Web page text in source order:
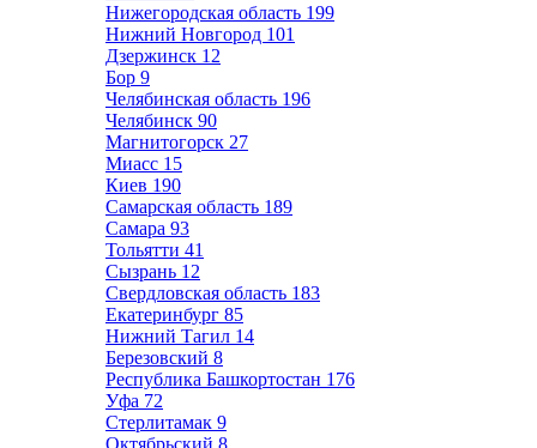
Нижегородская область 199
Нижний Новгород 101
Дзержинск 12
Бор 9
Челябинская область 196
Челябинск 90
Магнитогорск 27
Миасс 15
Киев 190
Самарская область 189
Самара 93
Тольятти 41
Сызрань 12
Свердловская область 183
Екатеринбург 85
Нижний Тагил 14
Березовский 8
Республика Башкортостан 176
Уфа 72
Стерлитамак 9
Октябрьский 8